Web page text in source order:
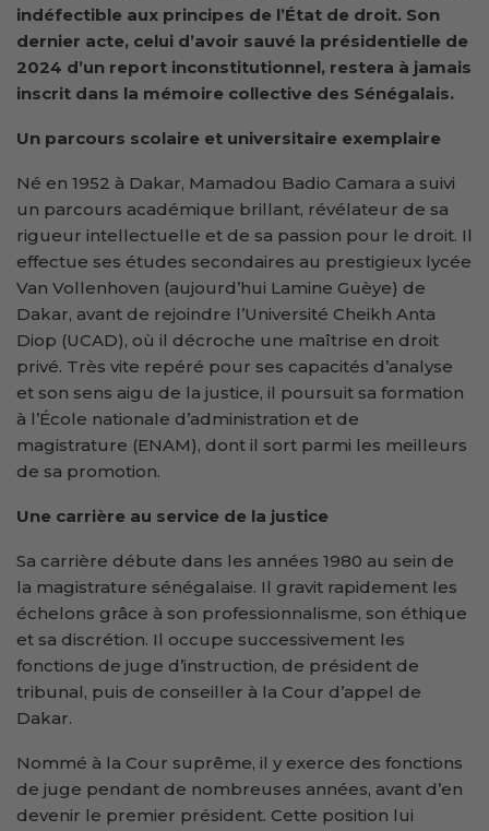
indéfectible aux principes de l’État de droit. Son
dernier acte, celui d’avoir sauvé la présidentielle de
2024 d’un report inconstitutionnel, restera à jamais
inscrit dans la mémoire collective des Sénégalais.
Un parcours scolaire et universitaire exemplaire
Né en 1952 à Dakar, Mamadou Badio Camara a suivi
un parcours académique brillant, révélateur de sa
rigueur intellectuelle et de sa passion pour le droit. Il
effectue ses études secondaires au prestigieux lycée
Van Vollenhoven (aujourd’hui Lamine Guèye) de
Dakar, avant de rejoindre l’Université Cheikh Anta
Diop (UCAD), où il décroche une maîtrise en droit
privé. Très vite repéré pour ses capacités d’analyse
et son sens aigu de la justice, il poursuit sa formation
à l’École nationale d’administration et de
magistrature (ENAM), dont il sort parmi les meilleurs
de sa promotion.
Une carrière au service de la justice
Sa carrière débute dans les années 1980 au sein de
la magistrature sénégalaise. Il gravit rapidement les
échelons grâce à son professionnalisme, son éthique
et sa discrétion. Il occupe successivement les
fonctions de juge d’instruction, de président de
tribunal, puis de conseiller à la Cour d’appel de
Dakar.
Nommé à la Cour suprême, il y exerce des fonctions
de juge pendant de nombreuses années, avant d’en
devenir le premier président. Cette position lui